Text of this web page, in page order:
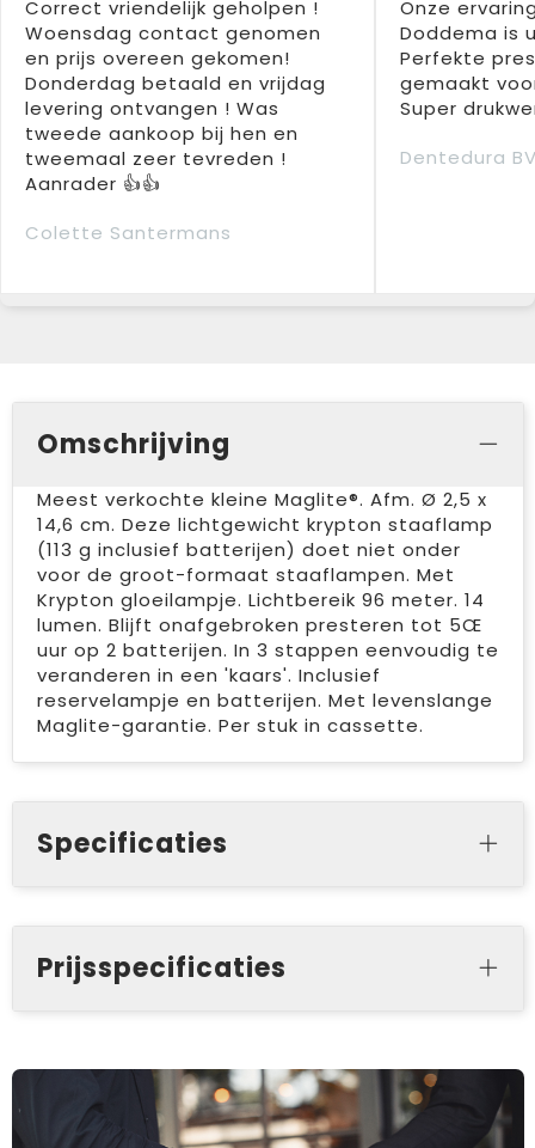
Correct vriendelijk geholpen !
Woensdag contact genomen
en prijs overeen gekomen!
Donderdag betaald en vrijdag
levering ontvangen ! Was
tweede aankoop bij hen en
tweemaal zeer tevreden !
Aanrader 👍👍
Colette Santermans
Onze
Doddema is
Perfekte
gemaakt
Super
Dentedura
Omschrijving
Meest verkochte kleine Maglite®. Afm. Ø 2,5 x
14,6 cm. Deze lichtgewicht krypton staaflamp
(113 g inclusief batterijen) doet niet onder
voor de groot-formaat staaflampen. Met
Krypton gloeilampje. Lichtbereik 96 meter. 14
lumen. Blijft onafgebroken presteren tot 5Œ
uur op 2 batterijen. In 3 stappen eenvoudig te
veranderen in een 'kaars'. Inclusief
reservelampje en batterijen. Met levenslange
Maglite-garantie. Per stuk in cassette.
Specificaties
Prijsspecificaties